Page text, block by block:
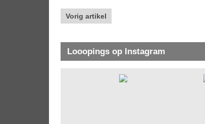
Vorig artikel
Looopings op Instagram